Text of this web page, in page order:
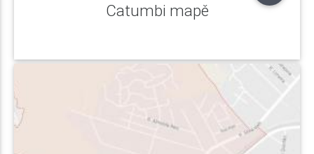
Catumbi mapě